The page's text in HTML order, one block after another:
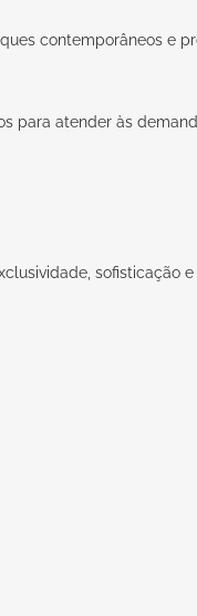
contemporâneos e
para atender às
sofisticação